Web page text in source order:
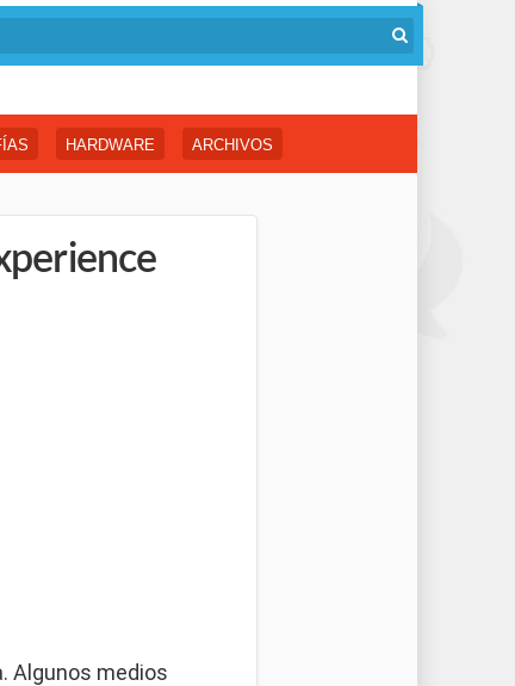
HARDWARE ARCHIVOS
Algunos medios